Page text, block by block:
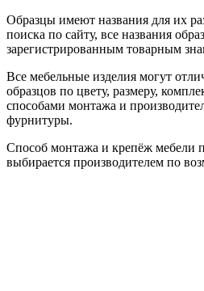
Образцы имеют названия для их
поиска по сайту, все названия
зарегистрированным товарным
Все мебельные изделия могут
образцов по цвету, размеру,
способами монтажа и
фурнитуры.
Способ монтажа и крепёж мебели
выбирается производителем по